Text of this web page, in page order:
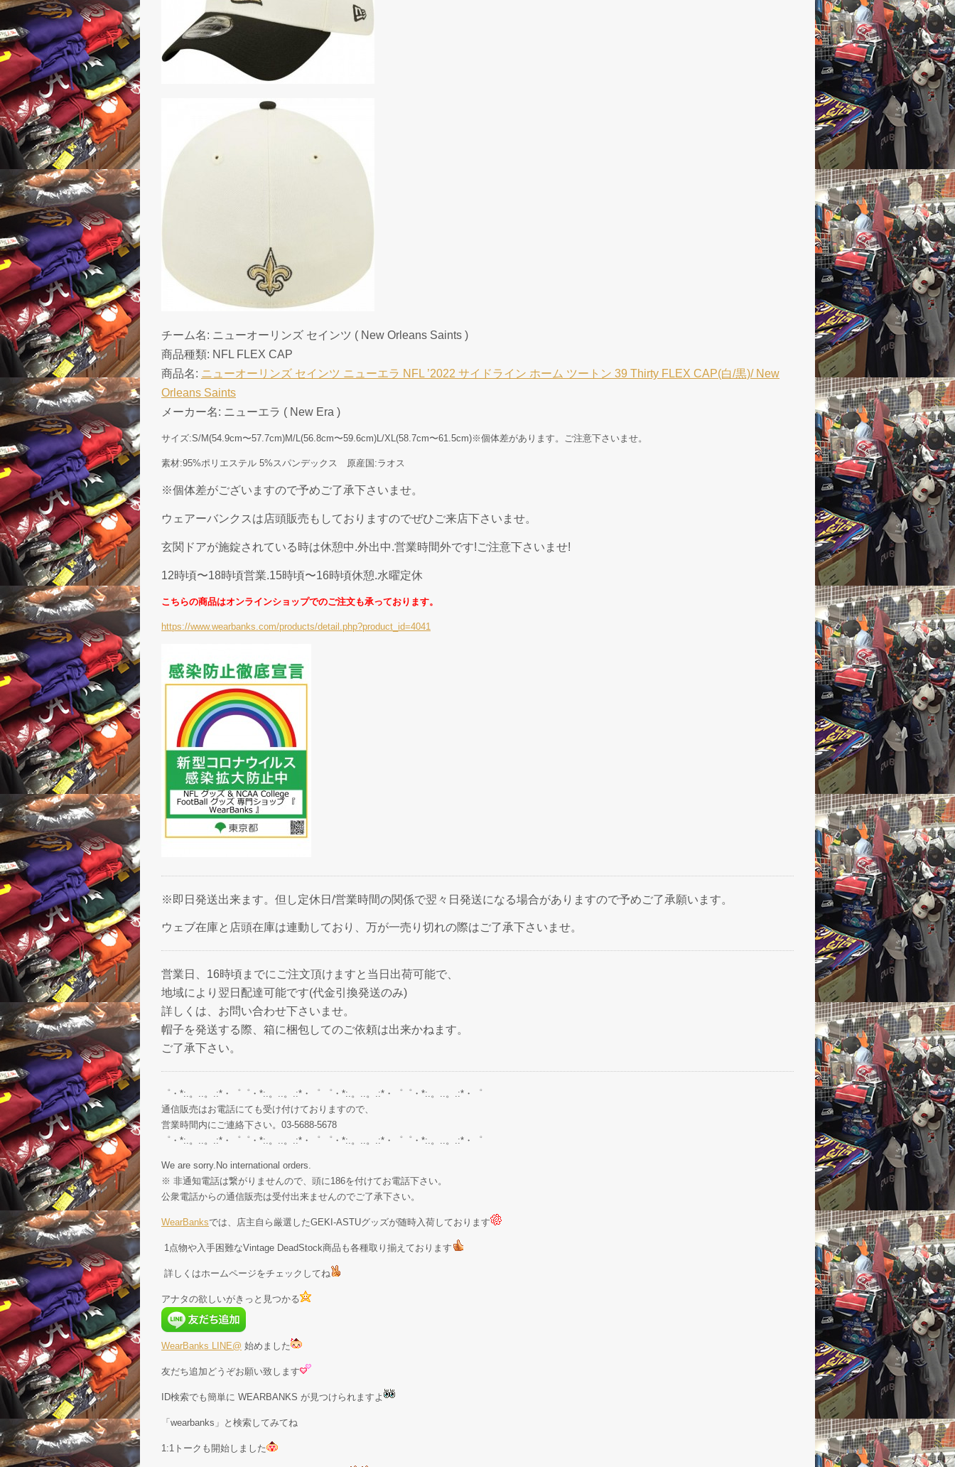
チーム名: ニューオーリンズ セインツ ( New Orleans Saints )
商品種類: NFL FLEX CAP
商品名: ニューオーリンズ セインツ ニューエラ NFL ’2022 サイドライン ホーム ツートン 39 Thirty FLEX CAP(白/黒)/ New
Orleans Saints
メーカー名: ニューエラ ( New Era )
サイズ:S/M(54.9cm〜57.7cm)M/L(56.8cm〜59.6cm)L/XL(58.7cm〜61.5cm)※個体差があります。ご注意下さいませ。
素材:95%ポリエステル 5%スパンデックス 原産国:ラオス
※個体差がございますので予めご了承下さいませ。
ウェアーバンクスは店頭販売もしておりますのでぜひご来店下さいませ。
玄関ドアが施錠されている時は休憩中.外出中.営業時間外です!ご注意下さいませ!
12時頃〜18時頃営業.15時頃〜16時頃休憩.水曜定休
こちらの商品はオンラインショップでのご注文も承っております。
https://www.wearbanks.com/products/detail.php?product_id=4041
※即日発送出来ます。但し定休日/営業時間の関係で翌々日発送になる場合がありますので予めご了承願います。
ウェブ在庫と店頭在庫は連動しており、万が一売り切れの際はご了承下さいませ。
営業日、16時頃までにご注文頂けますと当日出荷可能で、
地域により翌日配達可能です(代金引換発送のみ)
詳しくは、お問い合わせ下さいませ。
帽子を発送する際、箱に梱包してのご依頼は出来かねます。
ご了承下さい。
゜・*:.。..。.:*・゜゜・*:.。..。.:*・゜ ゜・*:.。..。.:*・゜゜・*:.。..。.:*・゜
通信販売はお電話にても受け付けておりますので、
営業時間内にご連絡下さい。03-5688-5678
゜・*:.。..。.:*・゜゜・*:.。..。.:*・゜ ゜・*:.。..。.:*・゜゜・*:.。..。.:*・゜
We are sorry.No international orders.
※ 非通知電話は繋がりませんので、頭に186を付けてお電話下さい。
公衆電話からの通信販売は受付出来ませんのでご了承下さい。
WearBanksでは、店主自ら厳選したGEKI-ASTUグッズが随時入荷しております
1点物や入手困難なVintage DeadStock商品も各種取り揃えております
詳しくはホームページをチェックしてね
アナタの欲しいがきっと見つかる
WearBanks LINE@ 始めました
友だち追加どうぞお願い致します
ID検索でも簡単に WEARBANKS が見つけられますよ
「wearbanks」と検索してみてね
1:1トークも開始しました